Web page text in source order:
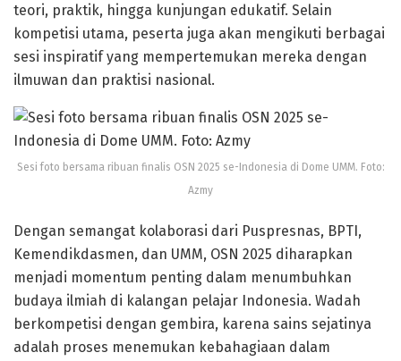
teori, praktik, hingga kunjungan edukatif. Selain
kompetisi utama, peserta juga akan mengikuti berbagai
sesi inspiratif yang mempertemukan mereka dengan
ilmuwan dan praktisi nasional.
Sesi foto bersama ribuan finalis OSN 2025 se-Indonesia di Dome UMM. Foto:
Azmy
Dengan semangat kolaborasi dari Puspresnas, BPTI,
Kemendikdasmen, dan UMM, OSN 2025 diharapkan
menjadi momentum penting dalam menumbuhkan
budaya ilmiah di kalangan pelajar Indonesia. Wadah
berkompetisi dengan gembira, karena sains sejatinya
adalah proses menemukan kebahagiaan dalam